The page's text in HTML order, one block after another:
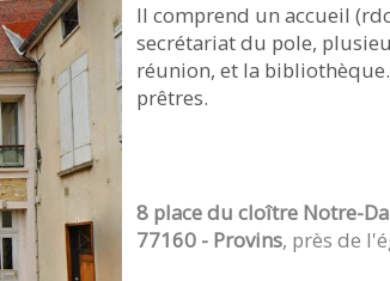
Il comprend un accueil
secrétariat du pole,
réunion, et la
prêtres.
8 place du cloître Notre-
​77160 - Provins, près de